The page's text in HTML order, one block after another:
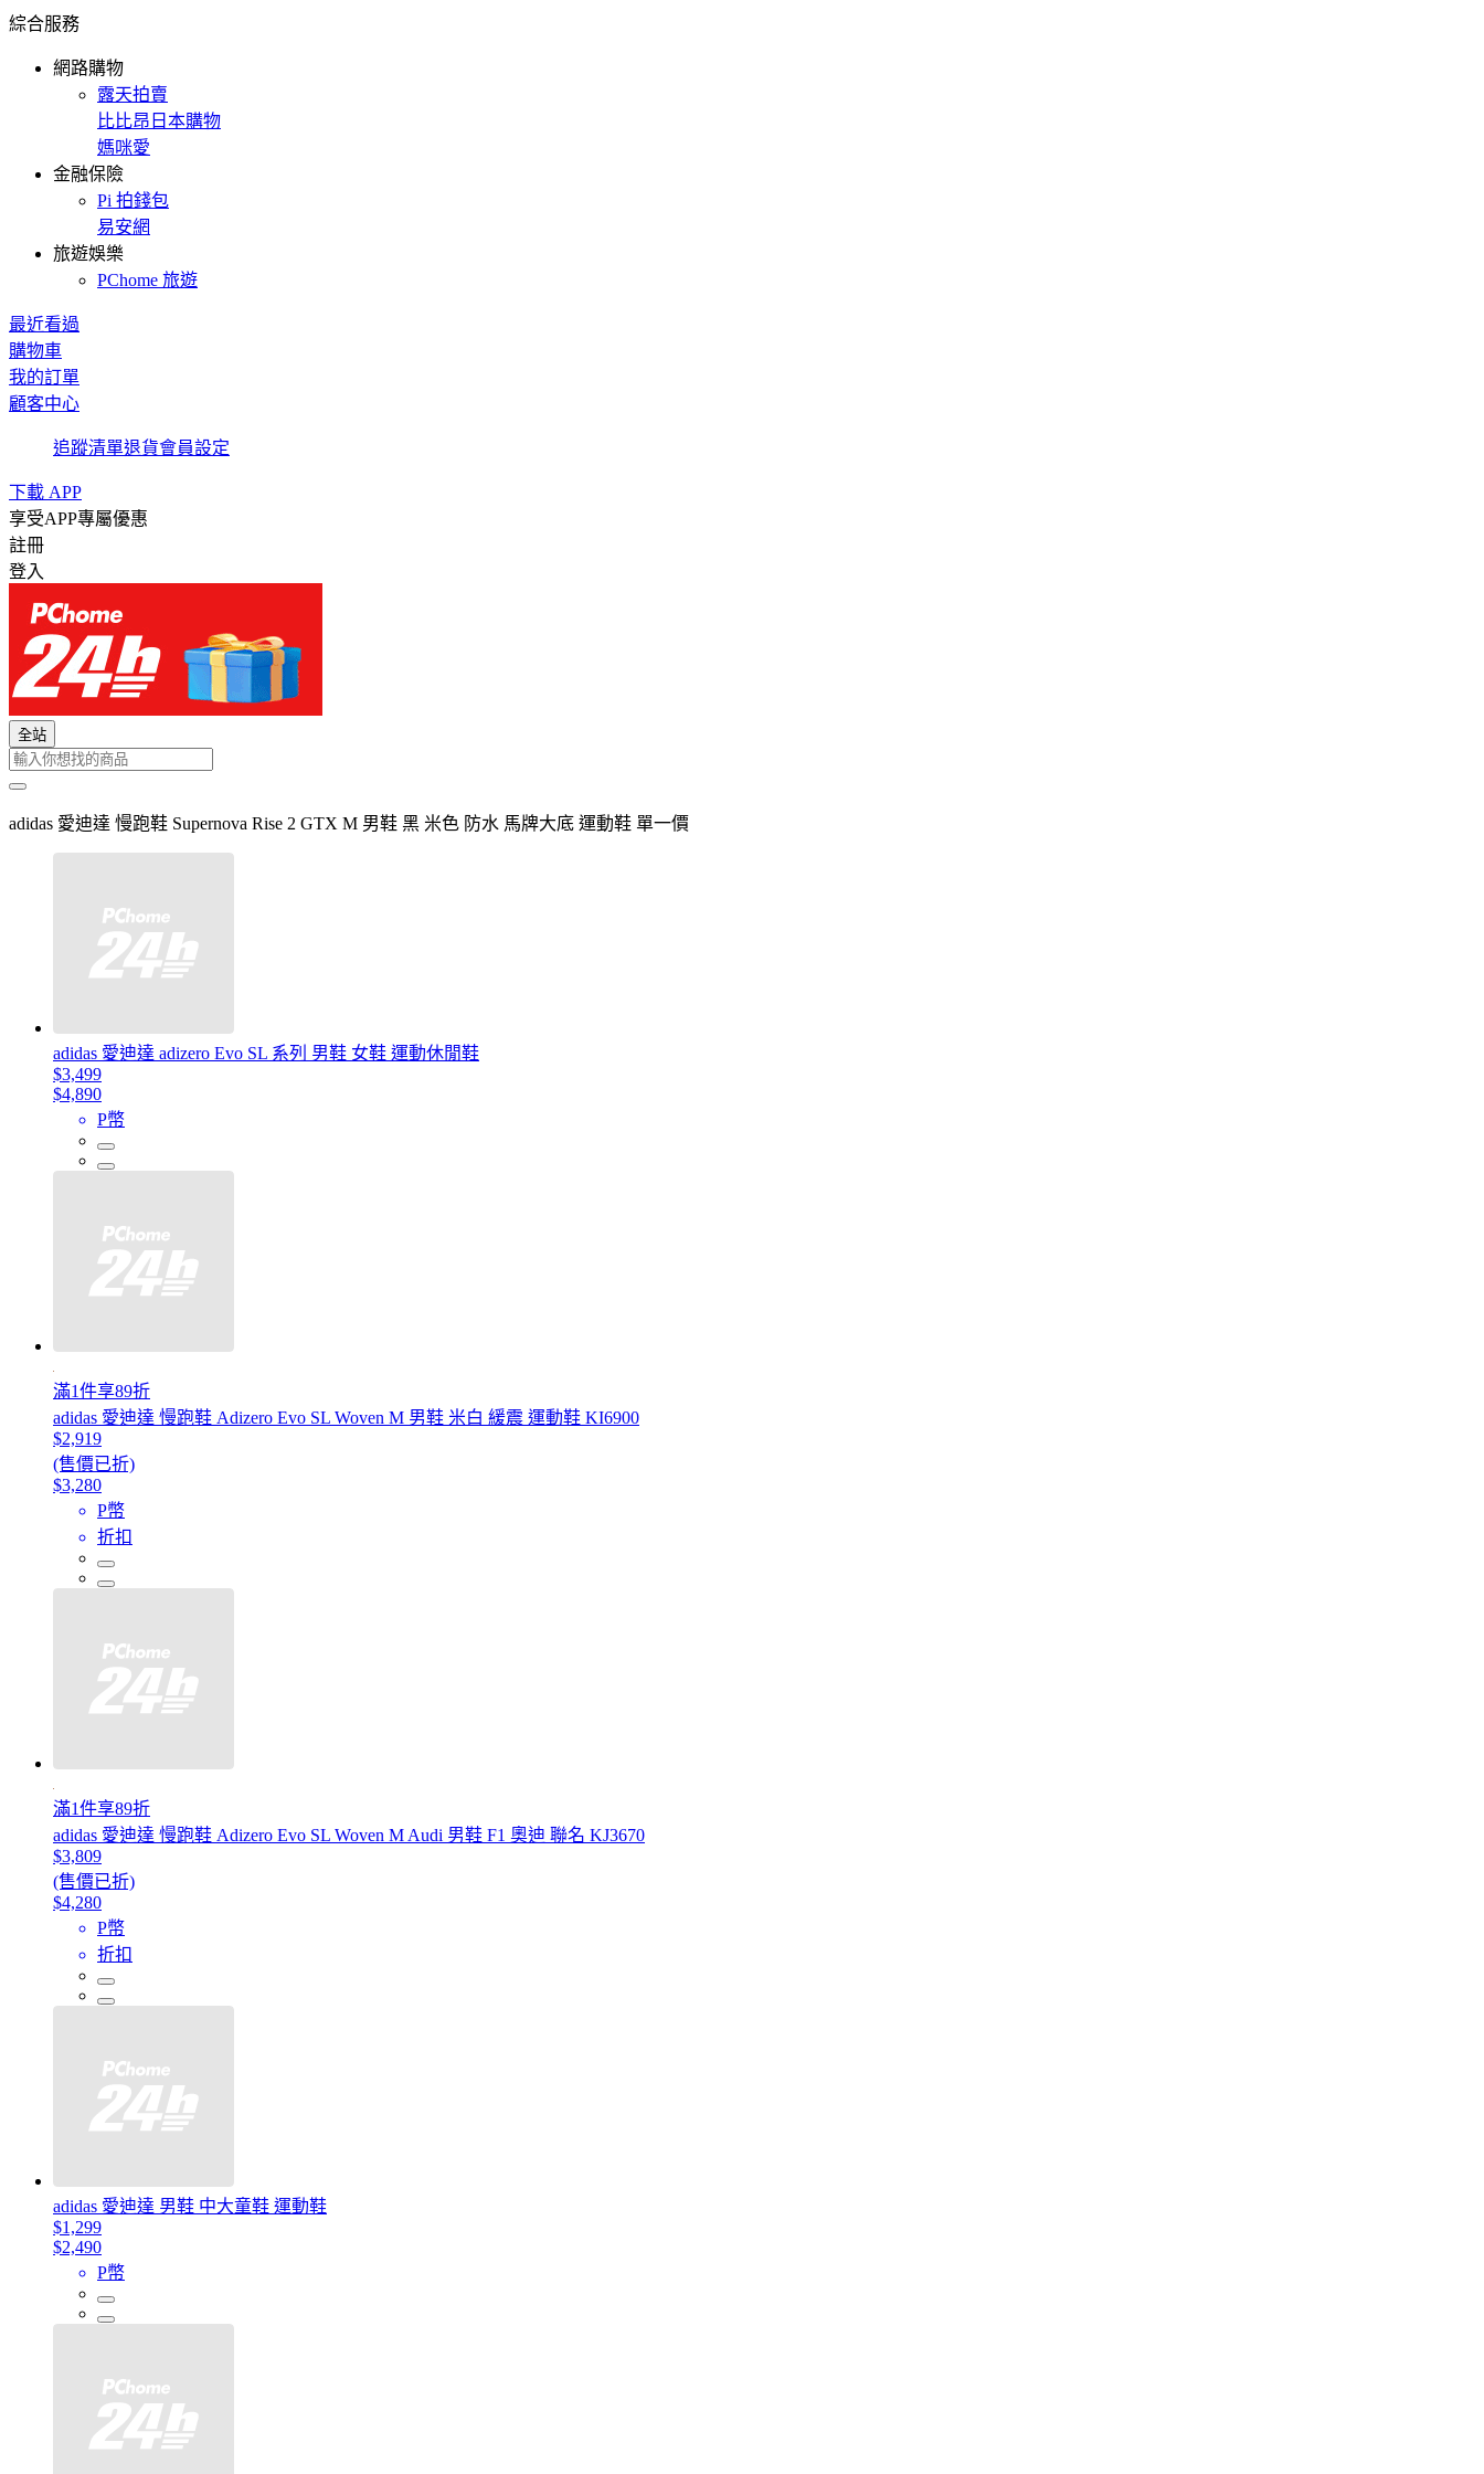
綜合服務
網路購物
露天拍賣
比比昂日本購物
媽咪愛
金融保險
Pi 拍錢包
易安網
旅遊娛樂
PChome 旅遊
最近看過
購物車
我的訂單
顧客中心
追蹤清單退貨會員設定
下載 APP
享受APP專屬優惠
註冊
登入
全站
adidas 愛迪達 慢跑鞋 Supernova Rise 2 GTX M 男鞋 黑 米色 防水 馬牌大底 運動鞋 單一價
adidas 愛迪達 adizero Evo SL 系列 男鞋 女鞋 運動休閒鞋
$3,499
$4,890
P幣
滿1件享89折
adidas 愛迪達 慢跑鞋 Adizero Evo SL Woven M 男鞋 米白 緩震 運動鞋 KI6900
$2,919
(售價已折)
$3,280
P幣
折扣
滿1件享89折
adidas 愛迪達 慢跑鞋 Adizero Evo SL Woven M Audi 男鞋 F1 奧迪 聯名 KJ3670
$3,809
(售價已折)
$4,280
P幣
折扣
adidas 愛迪達 男鞋 中大童鞋 運動鞋
$1,299
$2,490
P幣